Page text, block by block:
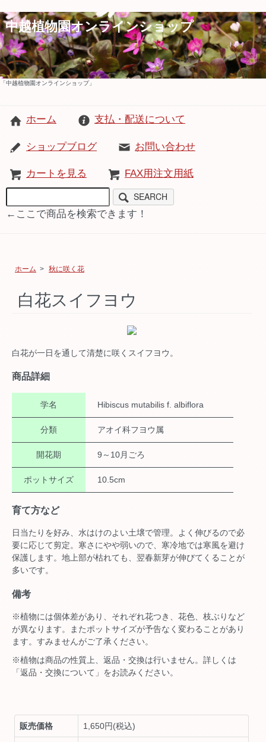
中越植物園オンラインショップ
「中越植物園オンラインショップ」
ホーム 支払・配送について
ショップブログ お問い合わせ
カートを見る FAX用注文用紙
SEARCH
←ここで商品を検索できます！
ホーム > 秋に咲く花
白花スイフヨウ
白花が一日を通して清楚に咲くスイフヨウ。
商品詳細
学名 Hibiscus mutabilis f. albiflora
分類 アオイ科フヨウ属
開花期 9～10月ごろ
ポットサイズ 10.5cm
育て方など
日当たりを好み、水はけのよい土壌で管理。よく伸びるので必
要に応じて剪定。寒さにやや弱いので、寒冷地では寒風を避け
保護します。地上部が枯れても、翌春新芽が伸びてくることが
多いです。
備考
※植物には個体差があり、それぞれ花つき、花色、枝ぶりなど
が異なります。またポットサイズが予告なく変わることがあり
ます。すみませんがご了承ください。
※植物は商品の性質上、返品・交換は行いません。詳しくは
「返品・交換について」をお読みください。
販売価格 1,650円(税込)